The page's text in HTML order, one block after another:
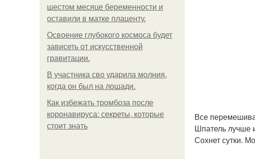
шестом месяце беременности и
оставили в матке плаценту.
Освоение глубокого космоса будет
зависеть от искусственной
гравитации.
В участника сво ударила молния,
когда он был на лошади.
Как избежать тромбоза после
коронавируса: секреты, которые
стоит знать
Все
Шпатель лучше
Сохнет сутки.